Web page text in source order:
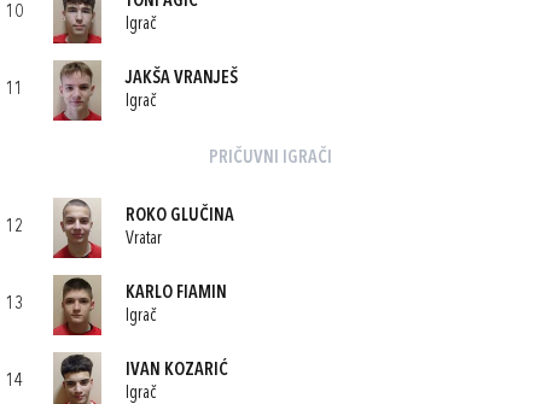
10
Igrač
11
JAKŠA VRANJEŠ
Igrač
PRIČUVNI IGRAČI
12
ROKO GLUČINA
Vratar
13
KARLO FIAMIN
Igrač
14
IVAN KOZARIĆ
Igrač